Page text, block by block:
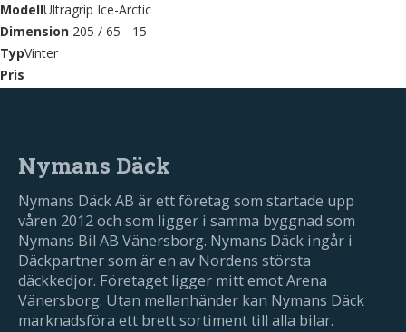
ModellUltragrip Ice-Arctic
Dimension 205 / 65 - 15
TypVinter
Pris
Nymans Däck
Nymans Däck AB är ett företag som startade upp
våren 2012 och som ligger i samma byggnad som
Nymans Bil AB Vänersborg. Nymans Däck ingår i
Däckpartner som är en av Nordens största
däckkedjor. Företaget ligger mitt emot Arena
Vänersborg. Utan mellanhänder kan Nymans Däck
marknadsföra ett brett sortiment till alla bilar.